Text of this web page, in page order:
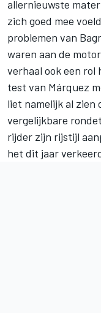
allernieuwste
zich goed mee
problemen van
waren aan de
verhaal ook een rol
test van Márquez
liet namelijk al zien
vergelijkbare
rijder zijn rijstijl
het dit jaar